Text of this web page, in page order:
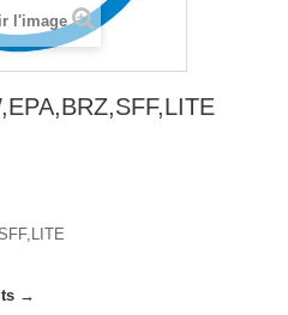
l'image
→